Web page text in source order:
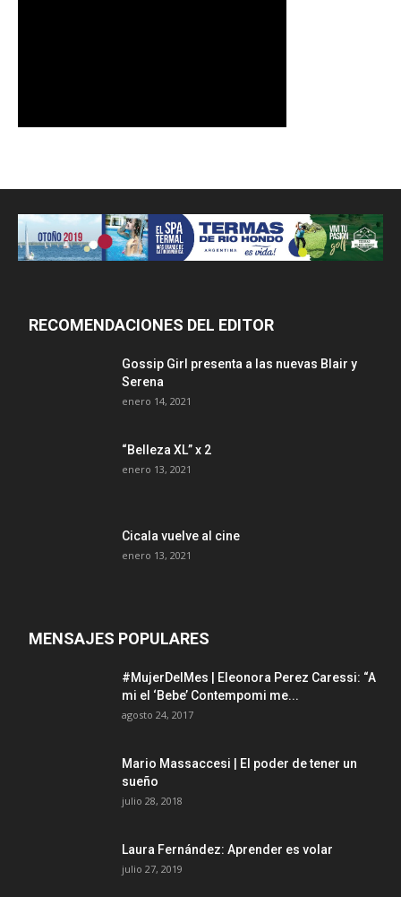
RECOMENDACIONES DEL EDITOR
Gossip Girl presenta a las nuevas Blair y
Serena
enero 14, 2021
“Belleza XL” x 2
enero 13, 2021
Cicala vuelve al cine
enero 13, 2021
MENSAJES POPULARES
#MujerDelMes | Eleonora Perez Caressi: “A
mi el ‘Bebe’ Contempomi me...
agosto 24, 2017
Mario Massaccesi | El poder de tener un
sueño
julio 28, 2018
Laura Fernández: Aprender es volar
julio 27, 2019